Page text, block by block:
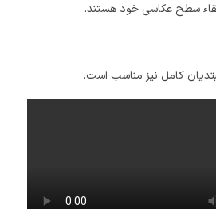
سطح عکاسی خود هستند.
کامل نیز مناسب است.